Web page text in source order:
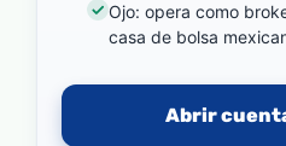
Ojo: opera como
casa de bolsa
Abrir